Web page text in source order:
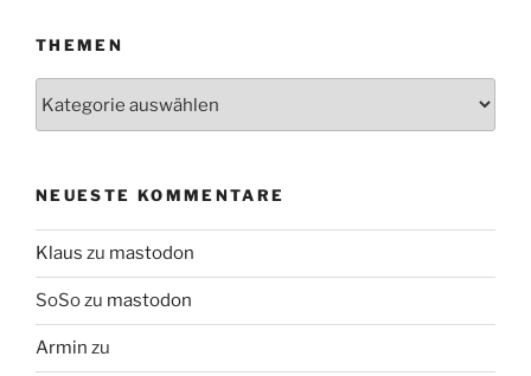
THEMEN
NEUESTE KOMMENTARE
Klaus zu mastodon
SoSozu mastodon
Armin zu